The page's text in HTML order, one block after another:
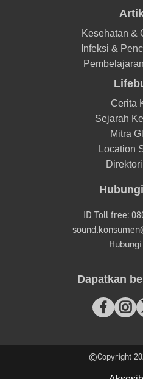
Kesehatan &
Infeksi &
Cerita
Sejarah
Mitra
Location
ID Toll free:
Dapatkan
©Copyright